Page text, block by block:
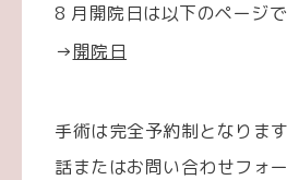
8 月開院日は以下のページで
→開院日
手術は完全予約制となりま
話またはお問い合わせフォ